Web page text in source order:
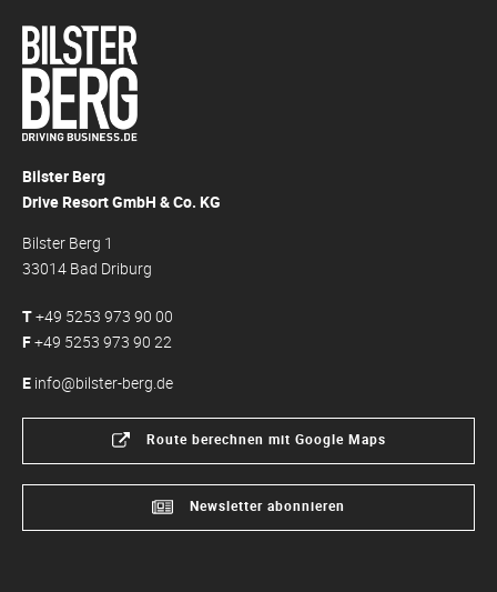
Bilster Berg
Drive Resort GmbH & Co. KG
Bilster Berg 1
33014 Bad Driburg
T+49 5253 973 90 00
F+49 5253 973 90 22
E info@bilster-berg.de
Route berechnen mit Google Maps
Newsletter abonnieren